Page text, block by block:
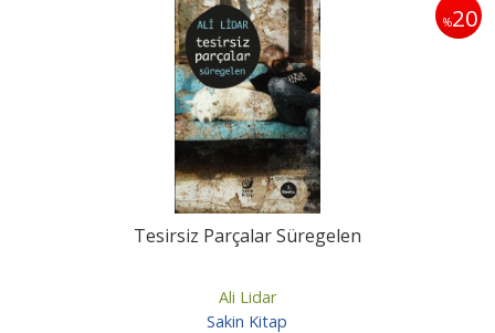
%20
Tesirsiz Parçalar Süregelen
Ali Lidar
Sakin Kitap